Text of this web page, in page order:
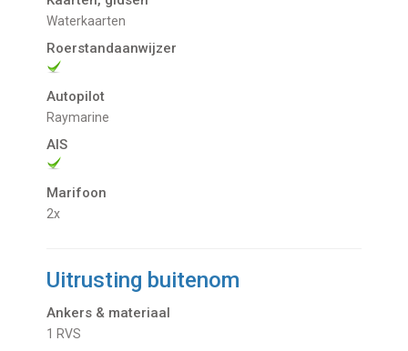
Waterkaarten
Roerstandaanwijzer
Autopilot
Raymarine
AIS
Marifoon
2x
Uitrusting buitenom
Ankers & materiaal
1 RVS